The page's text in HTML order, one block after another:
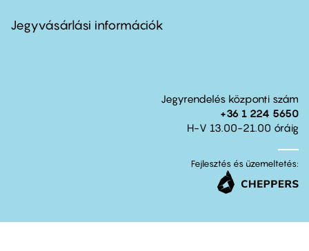
second
Jegyvásárlási információk
Jegyrendelés központi szám
+36 1 224 5650
H-V 13.00-21.00 óráig
Fejlesztés és üzemeltetés: